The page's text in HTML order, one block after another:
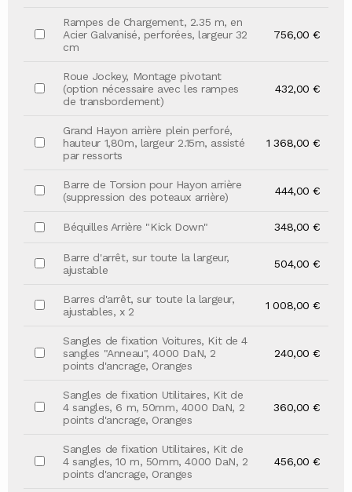
Rampes de Chargement, 2.35 m, en
Acier Galvanisé, perforées, largeur 32
cm
756,00 €
Roue Jockey, Montage pivotant
(option nécessaire avec les rampes
de transbordement)
432,00 €
Grand Hayon arrière plein perforé,
hauteur 1,80m, largeur 2.15m, assisté
par ressorts
1 368,00 €
Barre de Torsion pour Hayon arrière
(suppression des poteaux arrière)
444,00 €
Béquilles Arrière "Kick Down" 348,00 €
Barre d'arrêt, sur toute la largeur,
ajustable
504,00 €
Barres d'arrêt, sur toute la largeur,
ajustables, x 2
1 008,00 €
Sangles de fixation Voitures, Kit de 4
sangles "Anneau", 4000 DaN, 2
points d'ancrage, Oranges
240,00 €
Sangles de fixation Utilitaires, Kit de
4 sangles, 6 m, 50mm, 4000 DaN, 2
points d'ancrage, Oranges
360,00 €
Sangles de fixation Utilitaires, Kit de
4 sangles, 10 m, 50mm, 4000 DaN, 2
points d'ancrage, Oranges
456,00 €